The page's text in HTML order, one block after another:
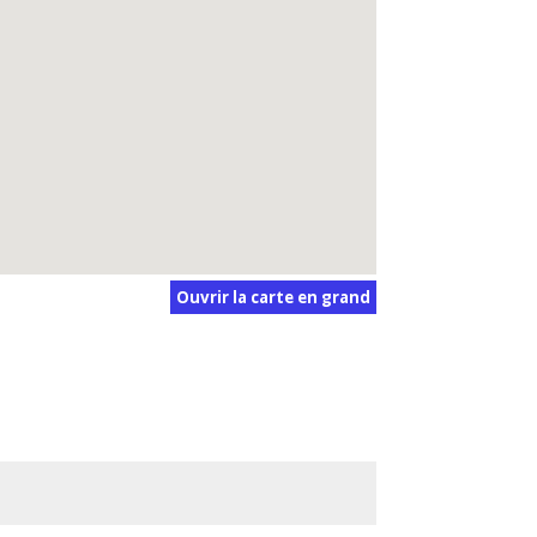
Ouvrir la carte en grand